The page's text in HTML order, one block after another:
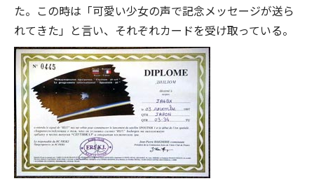
た。この時は「可愛い少女の声で記念メッセージが送ら
れてきた」と言い、それぞれカードを受け取っている。